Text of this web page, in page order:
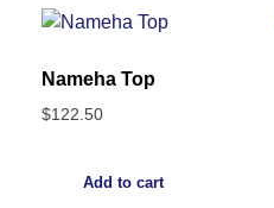
Nameha Top
$122.50
Add to cart